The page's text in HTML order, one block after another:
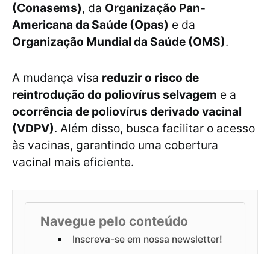
(Conasems), da Organização Pan-
Americana da Saúde (Opas) e da
Organização Mundial da Saúde (OMS).
A mudança visa reduzir o risco de
reintrodução do poliovírus selvagem e a
ocorrência de poliovírus derivado vacinal
(VDPV). Além disso, busca facilitar o acesso
às vacinas, garantindo uma cobertura
vacinal mais eficiente.
Navegue pelo conteúdo
Inscreva-se em nossa newsletter!